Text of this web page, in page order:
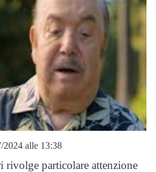
2024 alle 13:38
rivolge particolare attenzione